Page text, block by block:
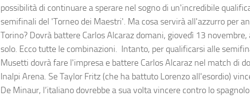
possibilità di continuare a sperare nel sogno di un'incredibile
semifinali del 'Torneo dei Maestri'. Ma cosa servirà all'azzurro per
Torino? Dovrà battere Carlos Alcaraz domani, giovedì 13
solo. Ecco tutte le combinazioni. Intanto, per qualificarsi alle
Musetti dovrà fare l'impresa e battere Carlos Alcaraz nel match di
Inalpi Arena. Se Taylor Fritz (che ha battuto Lorenzo all'esordio)
De Minaur, l’italiano dovrebbe a sua volta vincere contro lo